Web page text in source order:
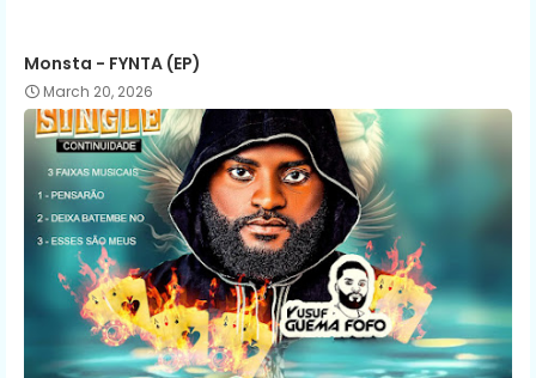
Monsta - FYNTA (EP)
March 20, 2026